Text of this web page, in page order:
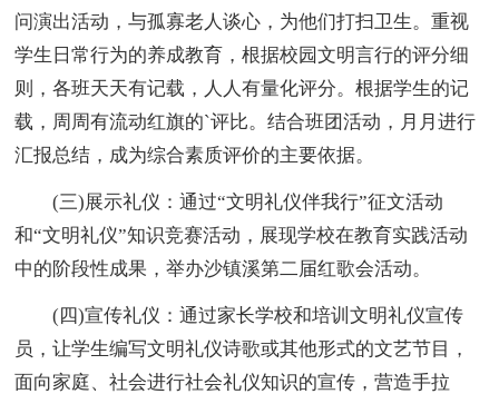
问演出活动，与孤寡老人谈心，为他们打扫卫生。重视
学生日常行为的养成教育，根据校园文明言行的评分细
则，各班天天有记载，人人有量化评分。根据学生的记
载，周周有流动红旗的`评比。结合班团活动，月月进行
汇报总结，成为综合素质评价的主要依据。
(三)展示礼仪：通过“文明礼仪伴我行”征文活动
和“文明礼仪”知识竞赛活动，展现学校在教育实践活动
中的阶段性成果，举办沙镇溪第二届红歌会活动。
(四)宣传礼仪：通过家长学校和培训文明礼仪宣传
员，让学生编写文明礼仪诗歌或其他形式的文艺节目，
面向家庭、社会进行社会礼仪知识的宣传，营造手拉